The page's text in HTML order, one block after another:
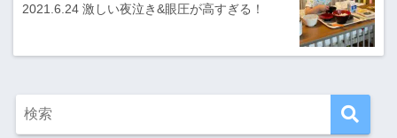
2021.6.24 激しい夜泣き&眼圧が高すぎる！